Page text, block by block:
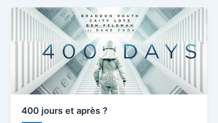
VII
n’est
le
meilleur
2015
400 jours et après ?